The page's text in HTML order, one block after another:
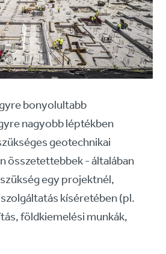
bonyolultabb
nagyobb léptékben
geotechnikai
összetettebbek - általában
egy projektnél,
kíséretében (pl.
földkiemelési munkák,